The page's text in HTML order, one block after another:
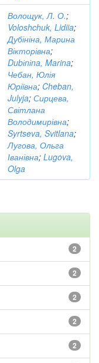
Волощук, Л. О.;
Voloshchuk, Lidiia;
Дубініна, Марина
Вікторівна;
Dubіnіna, Marina;
Чебан, Юлія
Юріївна; Cheban,
Julyja; Сирцева,
Світлана
Володимирівна;
Syrtseva, Svitlana;
Лугова, Ольга
Іванівна; Lugova,
Olga
2
2
2
2
2